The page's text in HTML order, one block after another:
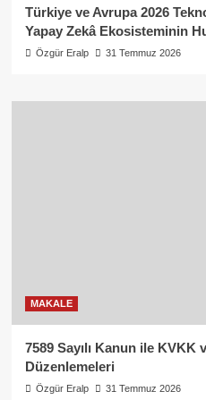
Türkiye ve Avrupa 2026
Yapay Zekâ Ekosisteminin
Özgür Eralp 31 Temmuz 2026
MAKALE
7589 Sayılı Kanun ile KVKK
Düzenlemeleri
Özgür Eralp 31 Temmuz 2026